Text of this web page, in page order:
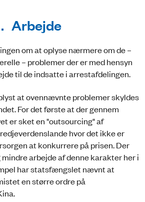
Arbejde
om at oplyse nærmere om de –
– problemer der er med hensyn
til de indsatte i arrestafdelingen.
at ovennævnte problemer skyldes
For det første at der gennem
er sket en "outsourcing" af
hvor det ikke er
at konkurrere på prisen. Der
arbejde af denne karakter her i
har statsfængslet nævnt at
en større ordre på